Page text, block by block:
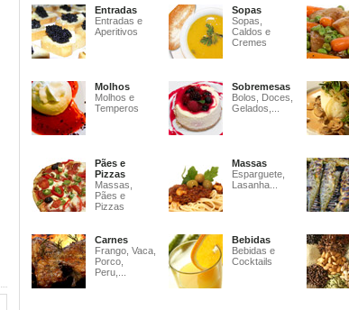
Entradas
Entradas e
Aperitivos
Sopas
Sopas,
Caldos e
Cremes
Molhos
Molhos e
Temperos
Sobremesas
Bolos, Doces,
Gelados,...
Pães e
Pizzas
Massas,
Pães e
Pizzas
Massas
Esparguete,
Lasanha...
Carnes
Frango, Vaca,
Porco,
Peru,...
Bebidas
Bebidas e
Cocktails